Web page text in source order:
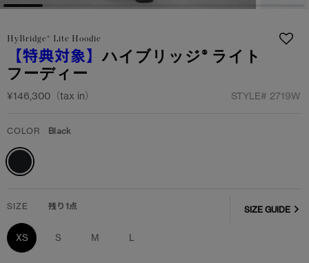
アクセサリー
フットウェア
コレクション
アクセサリー
フットウェア
コレクション
HyBridge® Lite Hoodie
【特典対象】ハイブリッジ® ライト
フーディー
¥146,300（tax in） STYLE# 2719W
COLOR Black
SIZE 残り1点
XS S M L
SIZE GUIDE